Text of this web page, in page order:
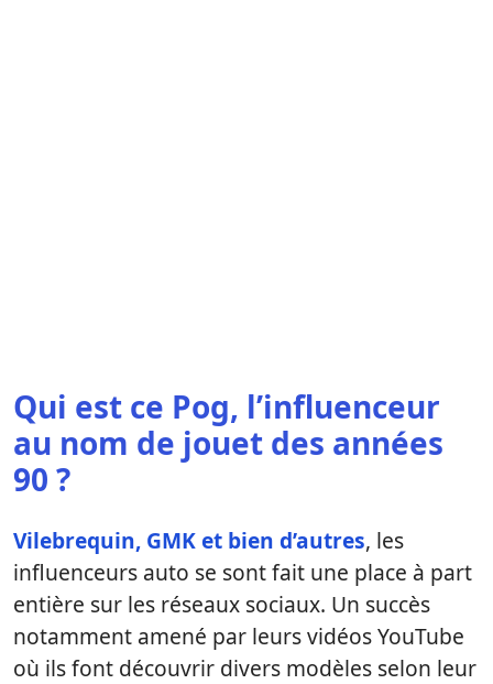
Qui est ce Pog, l’influenceur
au nom de jouet des années
90 ?
Vilebrequin, GMK et bien d’autres, les
influenceurs auto se sont fait une place à part
entière sur les réseaux sociaux. Un succès
notamment amené par leurs vidéos YouTube
où ils font découvrir divers modèles selon leur